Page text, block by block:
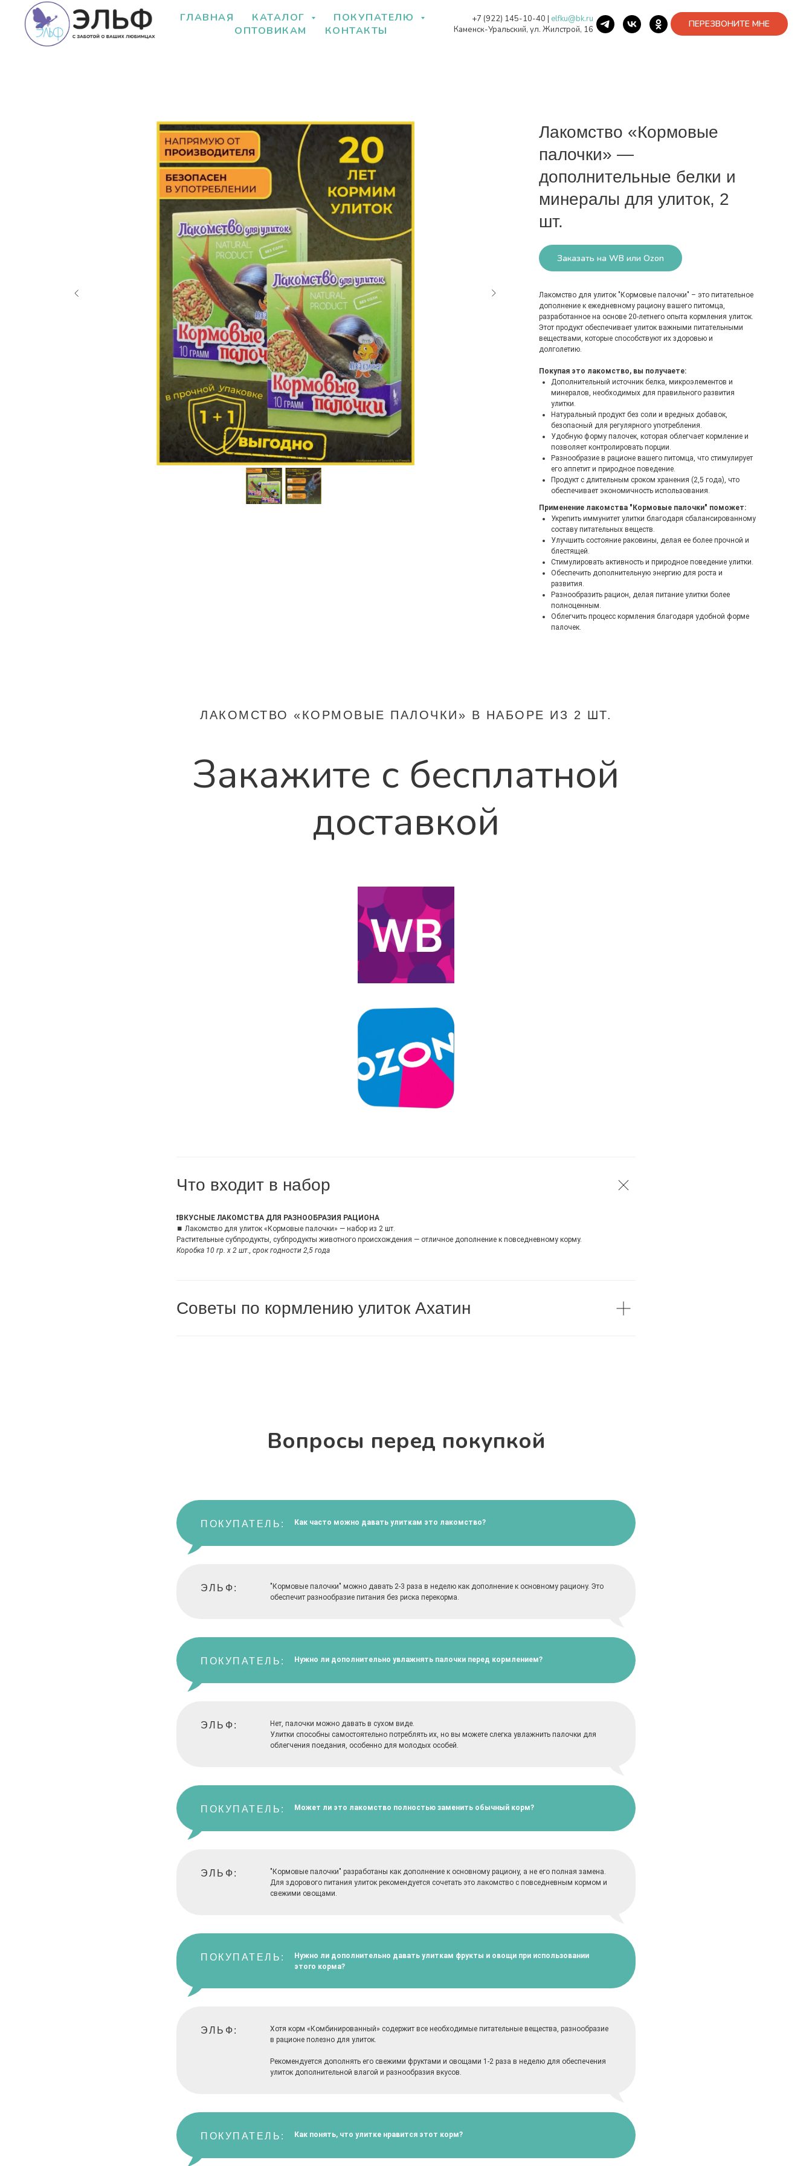
ГЛАВНАЯ КАТАЛОГ
ПОКУПАТЕЛЮ
ОПТОВИКАМ
КОНТАКТЫ
+7 (922) 145-10-40 | elfku@bk.ru
Каменск-Уральский, ул. Жилстрой, 16
ПЕРЕЗВОНИТЕ МНЕ
Лакомство «Кормовые
палочки» —
дополнительные белки и
минералы для улиток, 2
шт.
Заказать на WB или Ozon
Лакомство для улиток "Кормовые палочки" – это питательное
дополнение к ежедневному рациону вашего питомца,
разработанное на основе 20-летнего опыта кормления улиток.
Этот продукт обеспечивает улиток важными питательными
веществами, которые способствуют их здоровью и
долголетию.
Покупая это лакомство, вы получаете:
Дополнительный источник белка, микроэлементов и
минералов, необходимых для правильного развития
улитки.
Натуральный продукт без соли и вредных добавок,
безопасный для регулярного употребления.
Удобную форму палочек, которая облегчает кормление и
позволяет контролировать порции.
Разнообразие в рационе вашего питомца, что стимулирует
его аппетит и природное поведение.
Продукт с длительным сроком хранения (2,5 года), что
обеспечивает экономичность использования.
Применение лакомства "Кормовые палочки" поможет:
Укрепить иммунитет улитки благодаря сбалансированному
составу питательных веществ.
Улучшить состояние раковины, делая ее более прочной и
блестящей.
Стимулировать активность и природное поведение улитки.
Обеспечить дополнительную энергию для роста и
развития.
Разнообразить рацион, делая питание улитки более
полноценным.
Облегчить процесс кормления благодаря удобной форме
палочек.
ЛАКОМСТВО «КОРМОВЫЕ ПАЛОЧКИ» В НАБОРЕ ИЗ 2 ШТ.
Закажите с бесплатной
доставкой
Что входит в набор
❗ВКУСНЫЕ ЛАКОМСТВА ДЛЯ РАЗНООБРАЗИЯ РАЦИОНА
⏹ Лакомство для улиток «Кормовые палочки» — набор из 2 шт.
Растительные субпродукты, субпродукты животного происхождения — отличное дополнение к повседневному корму.
Коробка 10 гр. х 2 шт., срок годности 2,5 года
Советы по кормлению улиток Ахатин
Вопросы перед покупкой
ПОКУПАТЕЛЬ: Как часто можно давать улиткам это лакомство?
ЭЛЬФ:
"Кормовые палочки" можно давать 2-3 раза в неделю как дополнение к основному рациону. Это
обеспечит разнообразие питания без риска перекорма.
ПОКУПАТЕЛЬ: Нужно ли дополнительно увлажнять палочки перед кормлением?
ЭЛЬФ:
Нет, палочки можно давать в сухом виде.
Улитки способны самостоятельно потреблять их, но вы можете слегка увлажнить палочки для
облегчения поедания, особенно для молодых особей.
ПОКУПАТЕЛЬ: Может ли это лакомство полностью заменить обычный корм?
ЭЛЬФ:
"Кормовые палочки" разработаны как дополнение к основному рациону, а не его полная замена.
Для здорового питания улиток рекомендуется сочетать это лакомство с повседневным кормом и
свежими овощами.
ПОКУПАТЕЛЬ:
Нужно ли дополнительно давать улиткам фрукты и овощи при использовании
этого корма?
ЭЛЬФ:
Хотя корм «Комбинированный» содержит все необходимые питательные вещества, разнообразие
в рационе полезно для улиток.
Рекомендуется дополнять его свежими фруктами и овощами 1-2 раза в неделю для обеспечения
улиток дополнительной влагой и разнообразия вкусов.
ПОКУПАТЕЛЬ: Как понять, что улитке нравится этот корм?